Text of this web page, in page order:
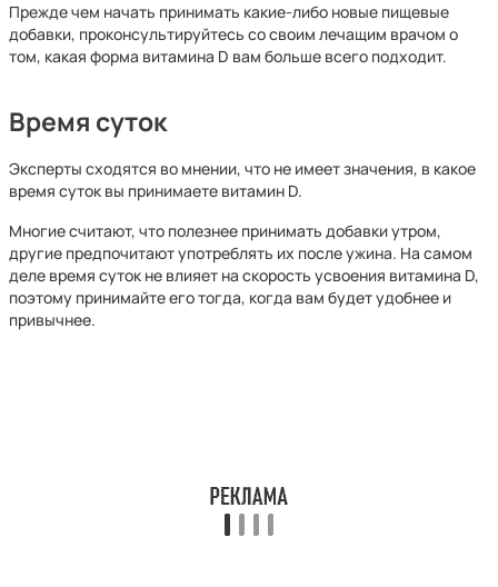
Прежде чем начать принимать какие-либо новые пищевые
добавки, проконсультируйтесь со своим лечащим врачом о
том, какая форма витамина D вам больше всего подходит.
Время суток
Эксперты сходятся во мнении, что не имеет значения, в какое
время суток вы принимаете витамин D.
Многие считают, что полезнее принимать добавки утром,
другие предпочитают употреблять их после ужина. На самом
деле время суток не влияет на скорость усвоения витамина D,
поэтому принимайте его тогда, когда вам будет удобнее и
привычнее.